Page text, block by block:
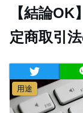
【結論
定商取引
用途